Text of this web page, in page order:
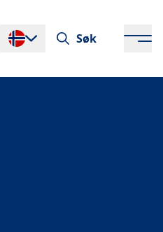
Endre språk
Søk